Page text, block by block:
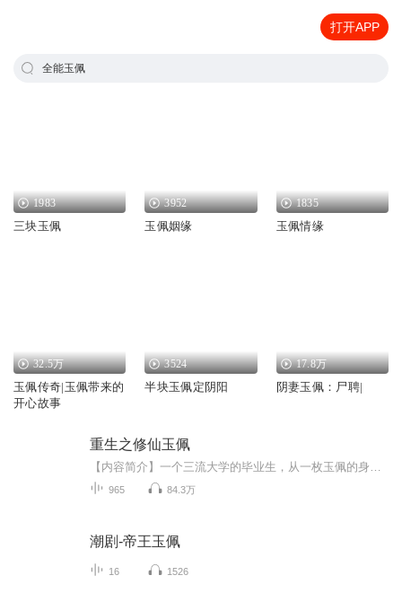
打开APP
全能玉佩
1983
三块玉佩
3952
玉佩姻缘
1835
玉佩情缘
32.5万
玉佩传奇|玉佩带来的
开心故事
3524
半块玉佩定阴阳
17.8万
阴妻玉佩：尸聘|
重生之修仙玉佩
965 84.3万
潮剧-帝王玉佩
16 1526